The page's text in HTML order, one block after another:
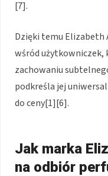
[7].
Dzięki temu Elizabeth
wśród użytkowniczek,
zachowaniu
podkreśla jej
do ceny[1][6].
Jak marka
na odbiór